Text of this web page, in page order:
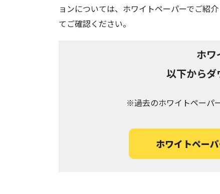
ョンについては、ホワイトペーパーでご紹
てご確認ください。
ホワ
以下からダ
※過去のホワイトペーパ
ホワイトペー